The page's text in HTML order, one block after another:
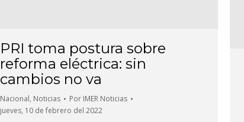
PRI toma postura sobre
reforma eléctrica: sin
cambios no va
Nacional, Noticias Por IMER Noticias
jueves, 10 de febrero del 2022